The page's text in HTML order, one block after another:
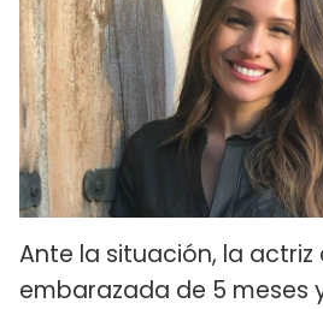
Ante la situación, la actriz
embarazada de 5 meses